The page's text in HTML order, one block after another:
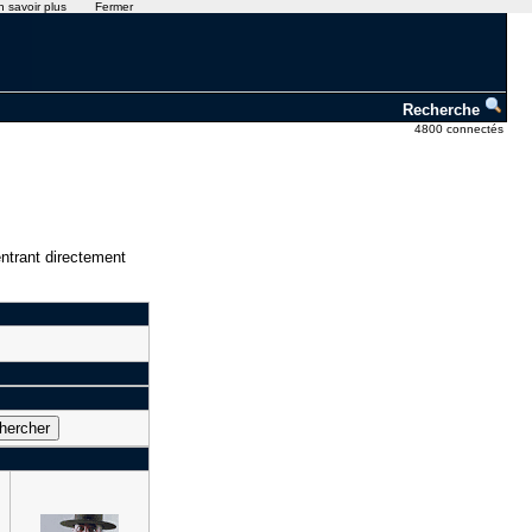
Recherche
4800 connectés
directement
savoir plus Fermer